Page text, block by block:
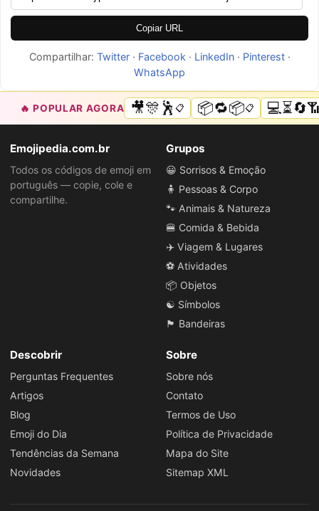
Copiar URL
Compartilhar: Twitter· Facebook · LinkedIn· Pinterest·
WhatsApp
🔥 POPULAR AGORA 🎥🎊🕺📋 📦🔁📦📋
Emojipedia.com.br
Todos os códigos de emoji em
português — copie, cole e
compartilhe.
Grupos
😀 Sorrisos & Emoção
🧍 Pessoas & Corpo
🐾 Animais & Natureza
🍔 Comida & Bebida
✈️ Viagem & Lugares
⚽ Atividades
📦 Objetos
☯️ Símbolos
🏴 Bandeiras
Descobrir
Perguntas Frequentes
Artigos
Blog
Emoji do Dia
Tendências da Semana
Novidades
Sobre
Sobre nós
Contato
Termos de Uso
Política de Privacidade
Mapa do Site
Sitemap XML